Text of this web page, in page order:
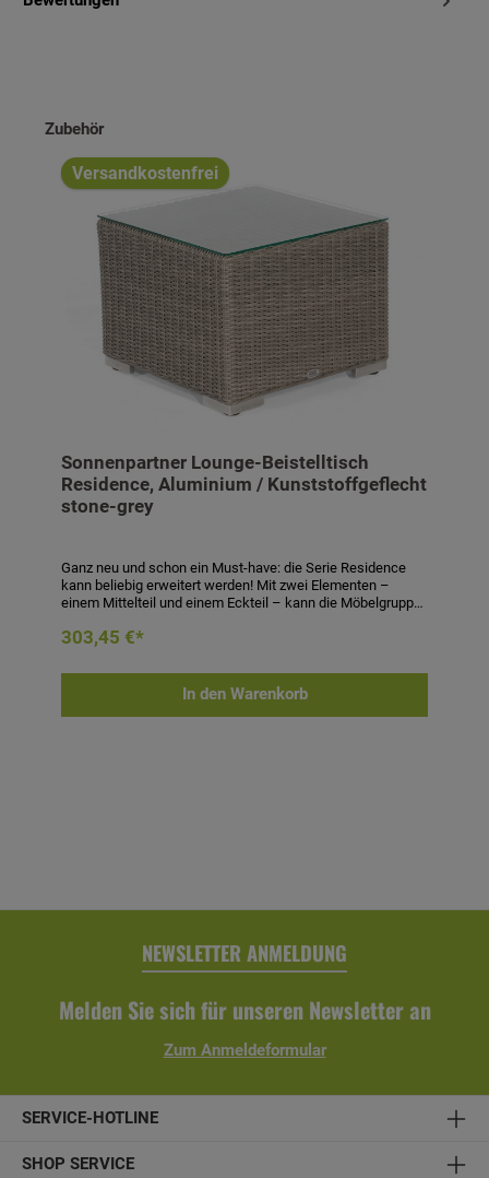
Produktgalerie überspringen
Zubehör
Versandkostenfrei
Sonnenpartner Lounge-Beistelltisch
Residence, Aluminium / Kunststoffgeflecht
stone-grey
Ganz neu und schon ein Must-have: die Serie Residence
kann beliebig erweitert werden! Mit zwei Elementen –
einem Mittelteil und einem Eckteil – kann die Möbelgruppe
Perfekt passend dazu: der Beistelltisch der Serie
Kombinationsmöglichkeit wird die Möbelgruppe natürlich je
nach Bedarf auch nach der Sommerparty wieder
303,45 €*
In den Warenkorb
NEWSLETTER ANMELDUNG
Melden Sie sich für unseren Newsletter an
Zum Anmeldeformular
SERVICE-HOTLINE
SHOP SERVICE